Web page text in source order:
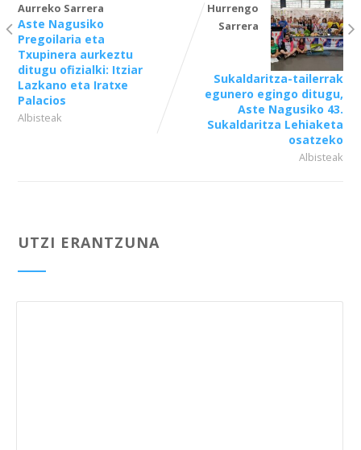
Aurreko Sarrera
Aste Nagusiko
Pregoilaria eta
Txupinera aurkeztu
ditugu ofizialki: Itziar
Lazkano eta Iratxe
Palacios
Albisteak
Hurrengo
Sarrera
Sukaldaritza-tailerrak
egunero egingo ditugu,
Aste Nagusiko 43.
Sukaldaritza Lehiaketa
osatzeko
Albisteak
UTZI ERANTZUNA